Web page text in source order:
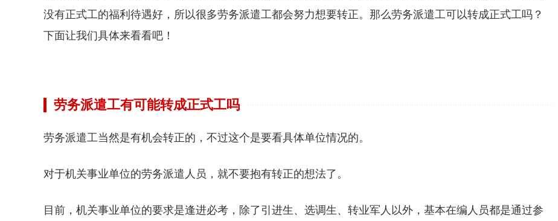
没有正式工的福利待遇好，所以很多劳务派遣工都会努力想要转正。那么劳务派遣工可以转成正式工吗？
下面让我们具体来看看吧！
劳务派遣工有可能转成正式工吗
劳务派遣工当然是有机会转正的，不过这个是要看具体单位情况的。
对于机关事业单位的劳务派遣人员，就不要抱有转正的想法了。
目前，机关事业单位的要求是逢进必考，除了引进生、选调生、转业军人以外，基本在编人员都是通过参